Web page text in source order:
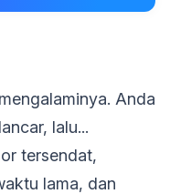
Anda
lalu...
tersendat,
lama, dan